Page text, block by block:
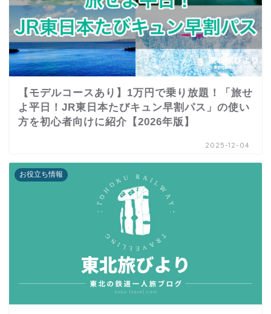
【モデルコースあり】1万円で乗り放題！「旅せ
よ平日！JR東日本たびキュン早割パス」の使い
方を初心者向けに紹介【2026年版】
2025-12-04
お役立ち情報